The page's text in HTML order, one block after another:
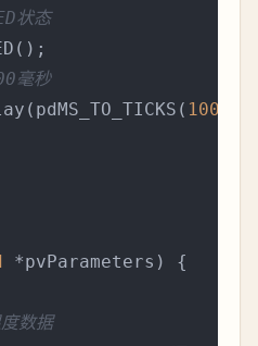
状态
毫秒
100
*pvParameters)
{
数据